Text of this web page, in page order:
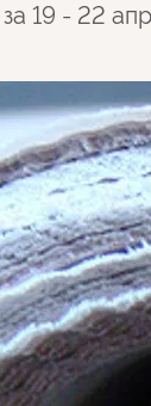
19 - 22